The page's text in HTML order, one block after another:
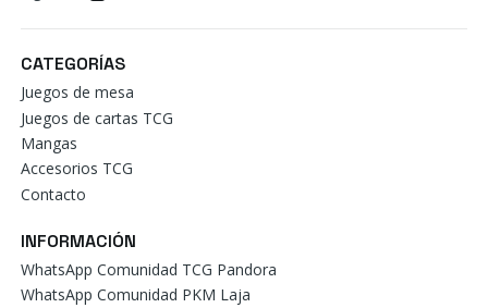
CATEGORÍAS
Juegos de mesa
Juegos de cartas TCG
Mangas
Accesorios TCG
Contacto
INFORMACIÓN
WhatsApp Comunidad TCG Pandora
WhatsApp Comunidad PKM Laja